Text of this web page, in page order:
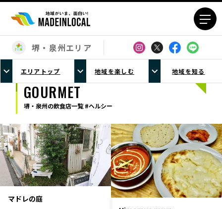
エリアから探す
北海道エリア
青森エリア
岩手エリア
秋田エリア
福島エリア
茨城エリア
栃木エリア
群馬エリア
埼玉エリア
千葉エリア
東京23区エリア
多摩エリア
神奈川エリア
新潟エリア
富山エリア
堺・泉州エリア
エリアトップ 地域を楽しむ 地域を知る
GOURMET
堺・泉州の飲食店一覧 #ヘルシー
マドレの庭